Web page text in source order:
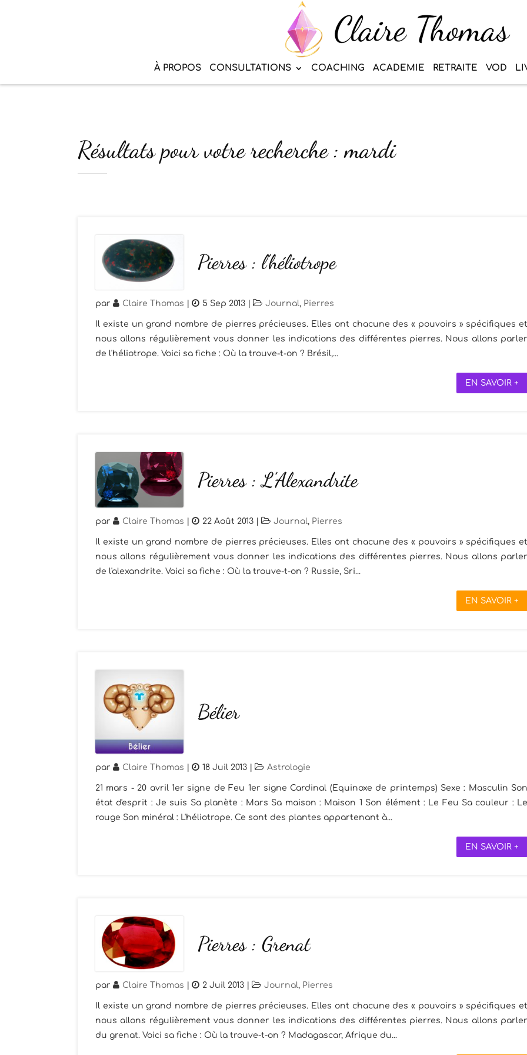
À PROPOS CONSULTATIONS COACHING ACADEMIE RETRAITE VOD
Résultats pour votre recherche : mardi
Pierres : l’héliotrope
par Claire Thomas 5 Sep 2013 Journal, Pierres
Il existe un grand nombre de pierres précieuses. Elles ont chacune des « pouvoirs » spécifiques et
nous allons régulièrement vous donner les indications des différentes pierres. Nous allons parler
de l'héliotrope. Voici sa fiche : Où la trouve-t-on ? Brésil,...
EN SAVOIR +
Pierres : L’Alexandrite
par Claire Thomas 22 Août 2013 Journal, Pierres
Il existe un grand nombre de pierres précieuses. Elles ont chacune des « pouvoirs » spécifiques et
nous allons régulièrement vous donner les indications des différentes pierres. Nous allons parler
de l'alexandrite. Voici sa fiche : Où la trouve-t-on ? Russie, Sri...
EN SAVOIR +
Bélier
par Claire Thomas 18 Juil 2013 Astrologie
21 mars - 20 avril 1er signe de Feu 1er signe Cardinal (Equinoxe de printemps) Sexe : Masculin Son
état d'esprit : Je suis Sa planète : Mars Sa maison : Maison 1 Son élément : Le Feu Sa couleur : Le
rouge Son minéral : L'héliotrope. Ce sont des plantes appartenant à...
EN SAVOIR +
Pierres : Grenat
par Claire Thomas 2 Juil 2013 Journal, Pierres
Il existe un grand nombre de pierres précieuses. Elles ont chacune des « pouvoirs » spécifiques et
nous allons régulièrement vous donner les indications des différentes pierres. Nous allons parler
du grenat. Voici sa fiche : Où la trouve-t-on ? Madagascar, Afrique du...